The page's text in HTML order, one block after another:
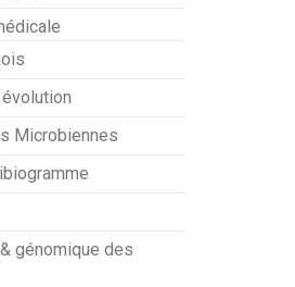
Microbiennes
génomique des